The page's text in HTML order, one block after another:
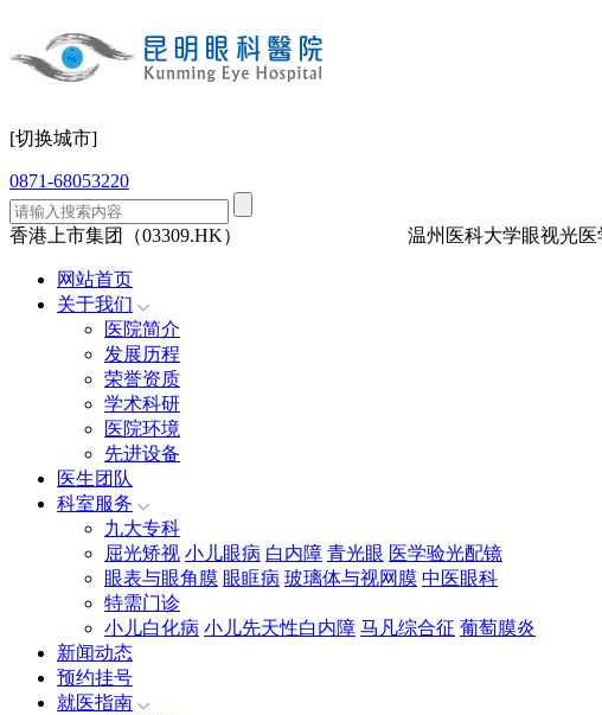
[切换城市]
0871-68053220
香港上市集团（03309.HK） 温州医科大学眼视光
网站首页
关于我们
医院简介
发展历程
荣誉资质
学术科研
医院环境
先进设备
医生团队
科室服务
九大专科
屈光矫视 小儿眼病 白内障 青光眼 医学验光配镜
眼表与眼角膜 眼眶病 玻璃体与视网膜 中医眼科
特需门诊
小儿白化病 小儿先天性白内障 马凡综合征 葡萄膜炎
新闻动态
预约挂号
就医指南